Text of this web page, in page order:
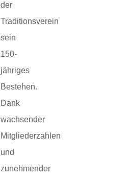
der
Traditionsverein
sein
150-
jähriges
Bestehen.
Dank
wachsender
Mitgliederzahlen
und
zunehmender